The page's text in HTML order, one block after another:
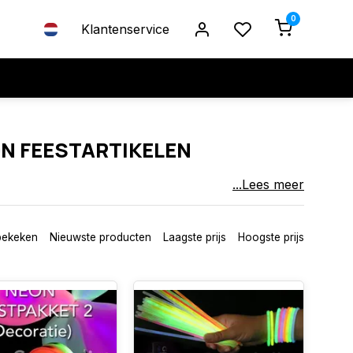
Klantenservice
0
FEESTARTIKELEN
lichtgevend avontuur.
...Lees meer
Nieuwste producten Laagste prijs Hoogste prijs